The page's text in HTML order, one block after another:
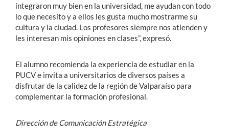
integraron muy bien en la universidad, me ayudan con todo
lo que necesito y a ellos les gusta mucho mostrarme su
cultura y la ciudad. Los profesores siempre nos atienden y
les interesan mis opiniones en clases”, expresó.
El alumno recomienda la experiencia de estudiar en la
PUCV e invita a universitarios de diversos países a
disfrutar de la calidez de la región de Valparaíso para
complementar la formación profesional.
Dirección de Comunicación Estratégica